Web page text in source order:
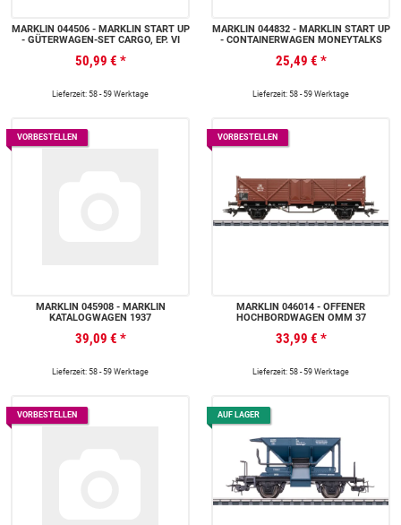
MÄRKLIN 044506 - MÄRKLIN START UP
- GÜTERWAGEN-SET CARGO, EP. VI
50,99 € *
Lieferzeit: 58 - 59 Werktage
MÄRKLIN 044832 - MÄRKLIN START UP
- CONTAINERWAGEN MONEYTALKS
25,49 € *
Lieferzeit: 58 - 59 Werktage
VORBESTELLEN
MÄRKLIN 045908 - MÄRKLIN
KATALOGWAGEN 1937
39,09 € *
Lieferzeit: 58 - 59 Werktage
VORBESTELLEN
MÄRKLIN 046014 - OFFENER
HOCHBORDWAGEN OMM 37
33,99 € *
Lieferzeit: 58 - 59 Werktage
VORBESTELLEN AUF LAGER